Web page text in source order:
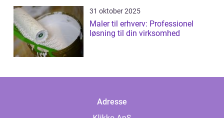
31 oktober 2025
Maler til erhverv: Professionel
løsning til din virksomhed
Adresse